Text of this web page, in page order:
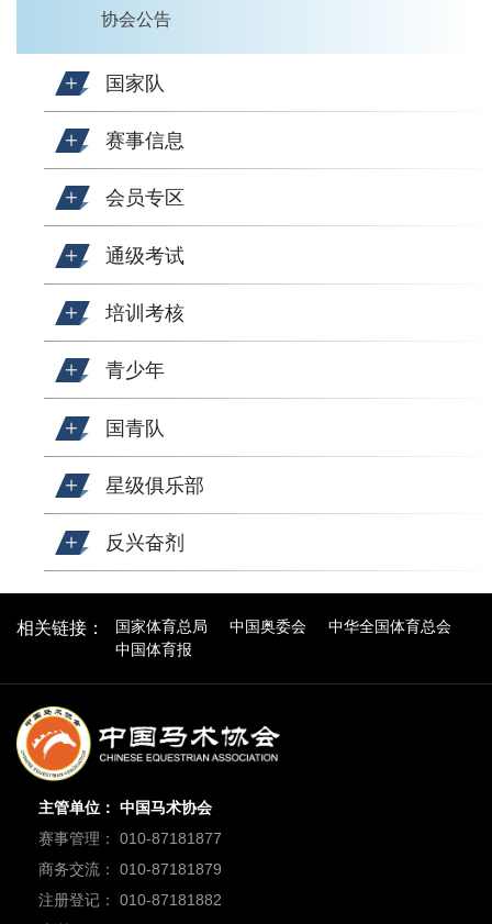
协会公告
国家队
赛事信息
会员专区
通级考试
培训考核
青少年
国青队
星级俱乐部
反兴奋剂
相关链接： 国家体育总局 中国奥委会
中华全国体育总会
中国体育报
主管单位： 中国马术协会
赛事管理： 010-87181877
商务交流： 010-87181879
注册登记： 010-87181882